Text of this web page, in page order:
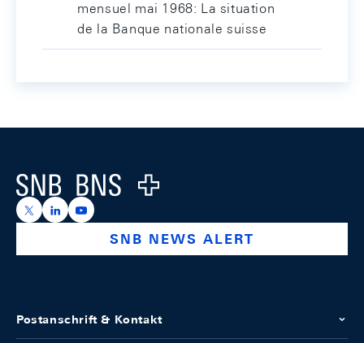
mensuel mai 1968: La situation
de la Banque nationale suisse
Logo
https://x.com/snb_bns
https://ch.linkedin.com/company/swiss-national-
https://www.youtube.com/@swissnationalbank
SNB NEWS ALERT
Postanschrift & Kontakt